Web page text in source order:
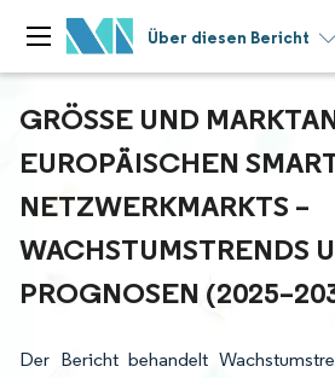
Über diesen Bericht
GRÖSSE UND
UROPÄISCHEN
ETZWERKMARKTS – W
ACHSTUMSTRENDS
ROGNOSEN
Der Bericht behandelt